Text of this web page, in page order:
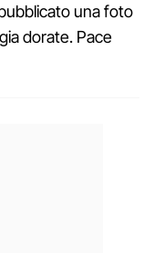
una foto
dorate. Pace